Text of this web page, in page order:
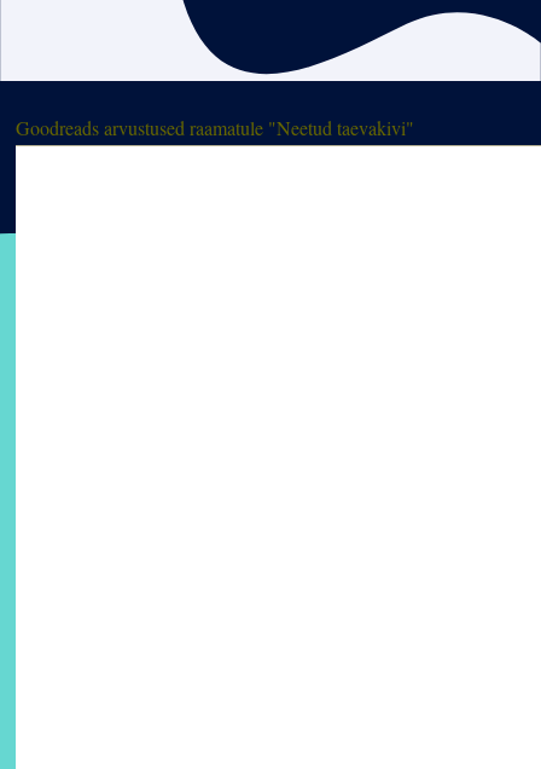
Goodreads arvustused raamatule "Neetud taevakivi"